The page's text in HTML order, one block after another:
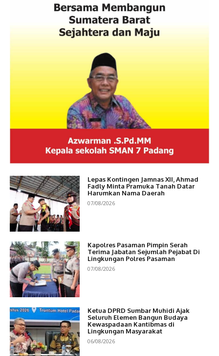
Lepas Kontingen Jamnas XII, Ahmad
Fadly Minta Pramuka Tanah Datar
Harumkan Nama Daerah
07/08/2026
Kapolres Pasaman Pimpin Serah
Terima Jabatan Sejumlah Pejabat Di
Lingkungan Polres Pasaman
07/08/2026
Ketua DPRD Sumbar Muhidi Ajak
Seluruh Elemen Bangun Budaya
Kewaspadaan Kantibmas di
Lingkungan Masyarakat
06/08/2026